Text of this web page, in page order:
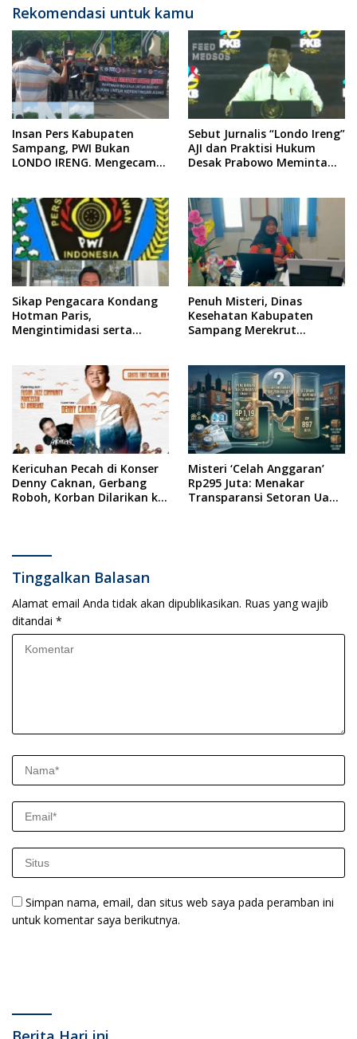
Rekomendasi untuk kamu
Insan Pers Kabupaten
Sampang, PWI Bukan
LONDO IRENG. Mengecam
Republik Indonesia
Sebut Jurnalis “Londo Ireng”
AJI dan Praktisi Hukum
Desak Prabowo Meminta
Sikap Pengacara Kondang
Hotman Paris,
Mengintimidasi serta
Sampang Angkat Bicara
Penuh Misteri, Dinas
Kesehatan Kabupaten
Sampang Merekrut
Kericuhan Pecah di Konser
Denny Caknan, Gerbang
Roboh, Korban Dilarikan ke
Misteri ‘Celah Anggaran’
Rp295 Juta: Menakar
Transparansi Setoran Uang
Tinggalkan Balasan
Alamat email Anda tidak akan dipublikasikan. Ruas yang wajib
ditandai *
Simpan nama, email, dan situs web saya pada peramban ini
untuk komentar saya berikutnya.